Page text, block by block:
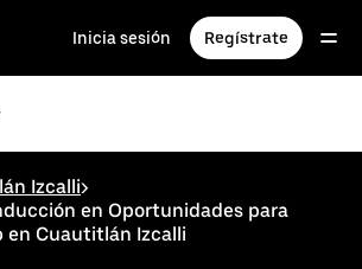
Inicia sesión Regístrate
Izcalli>
en Oportunidades para
en Cuautitlán Izcalli